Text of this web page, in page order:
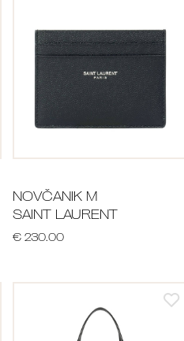
NOVČANIK M
SAINT LAURENT
€ 230.00